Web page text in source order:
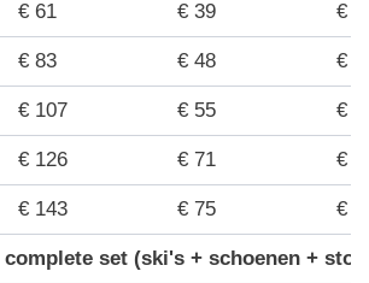
€ 61 € 39 €
€ 83 € 48 €
€ 107 € 55 €
€ 126 € 71 €
€ 143 € 75 €
set (ski's + schoenen +